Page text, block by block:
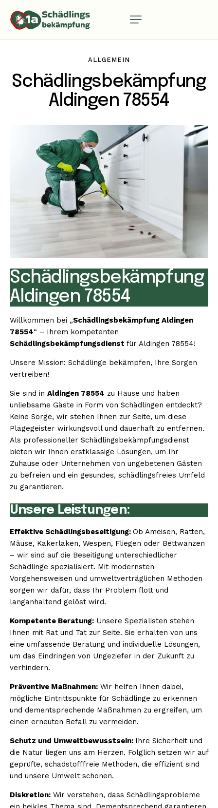
ALLGEMEIN
Schädlingsbekämpfung
Aldingen 78554
Schädlingsbekämpfung
Aldingen 78554
Willkommen bei „Schädlingsbekämpfung Aldingen
78554“ – Ihrem kompetenten
Schädlingsbekämpfungsdienst für Aldingen 78554!
Unsere Mission: Schädlinge bekämpfen, Ihre Sorgen
vertreiben!
Sie sind in Aldingen 78554 zu Hause und haben
unliebsame Gäste in Form von Schädlingen entdeckt?
Keine Sorge, wir stehen Ihnen zur Seite, um diese
Plagegeister wirkungsvoll und dauerhaft zu entfernen.
Als professioneller Schädlingsbekämpfungsdienst
bieten wir Ihnen erstklassige Lösungen, um Ihr
Zuhause oder Unternehmen von ungebetenen Gästen
zu befreien und ein gesundes, schädlingsfreies Umfeld
zu garantieren.
Unsere Leistungen:
Effektive Schädlingsbeseitigung: Ob Ameisen, Ratten,
Mäuse, Kakerlaken, Wespen, Fliegen oder Bettwanzen
– wir sind auf die Beseitigung unterschiedlicher
Schädlinge spezialisiert. Mit modernsten
Vorgehensweisen und umweltverträglichen Methoden
sorgen wir dafür, dass Ihr Problem flott und
langanhaltend gelöst wird.
Kompetente Beratung: Unsere Spezialisten stehen
Ihnen mit Rat und Tat zur Seite. Sie erhalten von uns
eine umfassende Beratung und individuelle Lösungen,
um das Eindringen von Ungeziefer in der Zukunft zu
verhindern.
Präventive Maßnahmen: Wir helfen Ihnen dabei,
mögliche Eintrittspunkte für Schädlinge zu erkennen
und dementsprechende Maßnahmen zu ergreifen, um
einen erneuten Befall zu vermeiden.
Schutz und Umweltbewusstsein: Ihre Sicherheit und
die Natur liegen uns am Herzen. Folglich setzen wir auf
geprüfte, schadstofffreie Methoden, die effizient sind
und unsere Umwelt schonen.
Diskretion: Wir verstehen, dass Schädlingsprobleme